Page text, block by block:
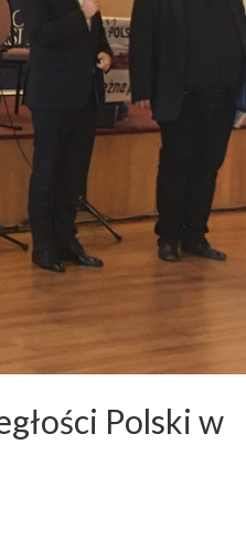
Polski w